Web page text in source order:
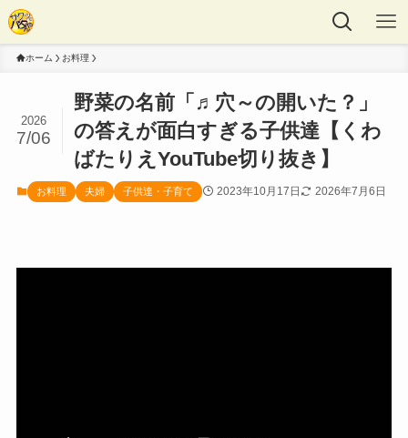
ホーム お料理
野菜の名前「♬穴～の開いた？」
の答えが面白すぎる子供達【くわ
ばたりえYouTube切り抜き】
2026
7/06
お料理 夫婦 子供達・子育て 2023年10月17日 2026年7月6日